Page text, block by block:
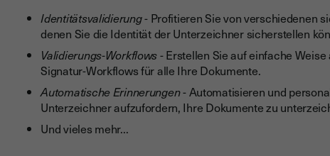
Identitätsvalidierung- Profitieren Sie von verschiedenen
denen Sie die Identität der Unterzeichner sicherstellen
Validierungs-Workflows- Erstellen Sie auf einfache
Signatur-Workflows für alle Ihre Dokumente.
Automatische Erinnerungen- Automatisieren und
Unterzeichner aufzufordern, Ihre Dokumente zu
Und vieles mehr...